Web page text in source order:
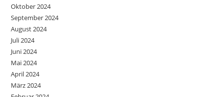
Oktober 2024
September 2024
August 2024
Juli 2024
Juni 2024
Mai 2024
April 2024
März 2024